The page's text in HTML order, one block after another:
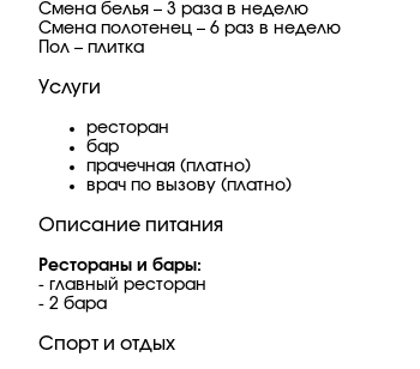
Смена белья – 3 раза в неделю
Смена полотенец – 6 раз в неделю
Пол – плитка
Услуги
ресторан
бар
прачечная (платно)
врач по вызову (платно)
Описание питания
Рестораны и бары:
- главный ресторан
- 2 бара
Спорт и отдых